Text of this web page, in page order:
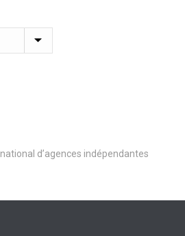
d’agences indépendantes